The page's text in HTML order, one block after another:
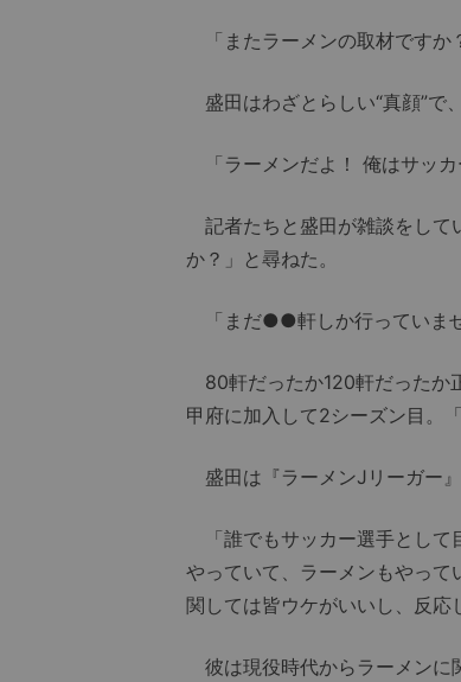
「またラーメンの取材ですか
盛田はわざとらしい“真顔”で
「ラーメンだよ！ 俺はサッカ
記者たちと盛田が雑談をして
か？」と尋ねた。
「まだ●●軒しか行っていませ
80軒だったか120軒だったか
甲府に加入して2シーズン目。
盛田は『ラーメンJリーガー』
「誰でもサッカー選手として
やっていて、ラーメンもやっ
関しては皆ウケがいいし、反応
彼は現役時代からラーメンに